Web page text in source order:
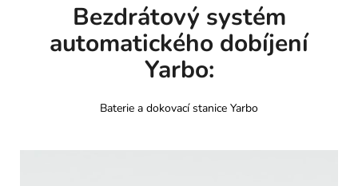
Bezdrátový systém
automatického dobíjení
Yarbo:
Baterie a dokovací stanice Yarbo